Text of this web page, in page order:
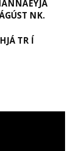
NK.
TR Í